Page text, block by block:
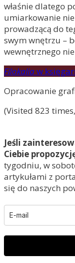
właśnie dlatego
umiarkowanie
prowadzącą do
swym wnętrzu –
wewnętrznego
Filokaliaw
Opracowanie
(Visited 823
Jeśli
Ciebie
tygodniu, w
artykułami z
się do naszych